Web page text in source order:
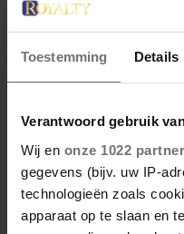
Toestemming Details
Verantwoord gebruik
Wij en onze 1022
gegevens (bijv. uw IP-
technologieën zoals
apparaat op te slaan en
4 januari 2026
ZO ZAG